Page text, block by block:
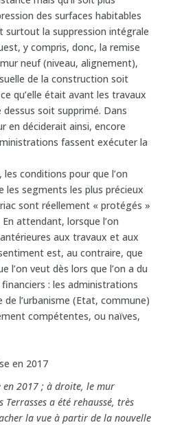
des surfaces habitables
surtout la suppression intégrale
y compris, donc, la remise
neuf (niveau, alignement),
de la construction soit
qu’elle était avant les travaux
dessus soit supprimé. Dans
en déciderait ainsi, encore
fassent exécuter la
conditions pour que l’on
les segments les plus précieux
sont réellement « protégés »
attendant, lorsque l’on
aux travaux et aux
est, au contraire, que
l’on veut dès lors que l’on a du
: les administrations
l’urbanisme (Etat, commune)
compétentes, ou naïves,
en 2017 ; à droite, le mur
a été rehaussé, très
la vue à partir de la nouvelle